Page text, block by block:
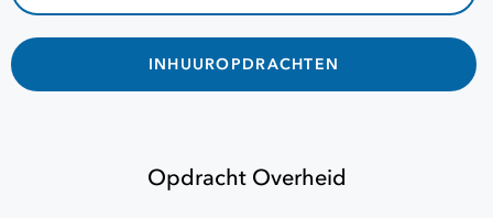
INHUUROPDRACHTEN
Opdracht Overheid